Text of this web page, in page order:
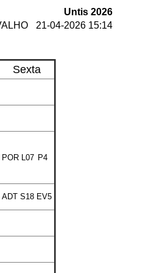
Untis 2026
21-04-2026 15:14
Sexta
POR L07 P4
ADT S18 EV5